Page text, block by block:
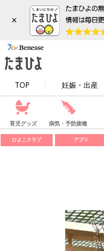
×
TOP 妊娠・出産
育児グッズ 病気・予防接種
ひよこクラブ アプリ